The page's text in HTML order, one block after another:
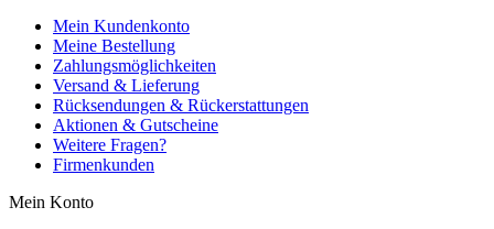
Mein Kundenkonto
Meine Bestellung
Zahlungsmöglichkeiten
Versand & Lieferung
Rücksendungen & Rückerstattungen
Aktionen & Gutscheine
Weitere Fragen?
Firmenkunden
Mein Konto